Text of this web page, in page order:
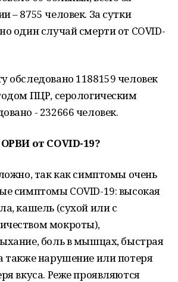
– 8755 человек. За сутки
один случай смерти от COVID-
обследовано 1188159 человек
ПЦР, серологическим
- 232666 человек.
от COVID-19?
так как симптомы очень
симптомы COVID-19: высокая
кашель (сухой или с
мокроты),
боль в мышцах, быстрая
также нарушение или потеря
вкуса. Реже проявляются